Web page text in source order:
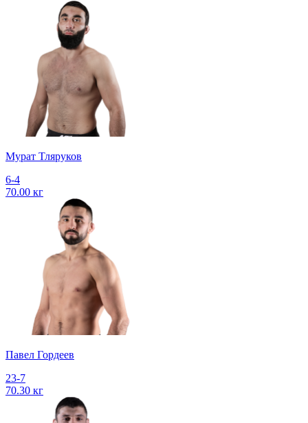
Мурат Тляруков
6-4
70.00 кг
Павел Гордеев
23-7
70.30 кг